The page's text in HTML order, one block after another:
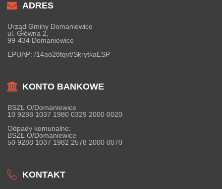
ADRES
Urząd Gminy Domaniewice
ul. Główna 2,
99-434 Domaniewice
EPUAP: /14ao28tqvt/SkrytkaESP
KONTO BANKOWE
BSZŁ O/Domaniewice
10 9288 1037 1980 0329 2000 0020
Odpady komunalne:
BSZŁ O/Domaniewice
50 9288 1037 1982 2578 2000 0070
KONTAKT